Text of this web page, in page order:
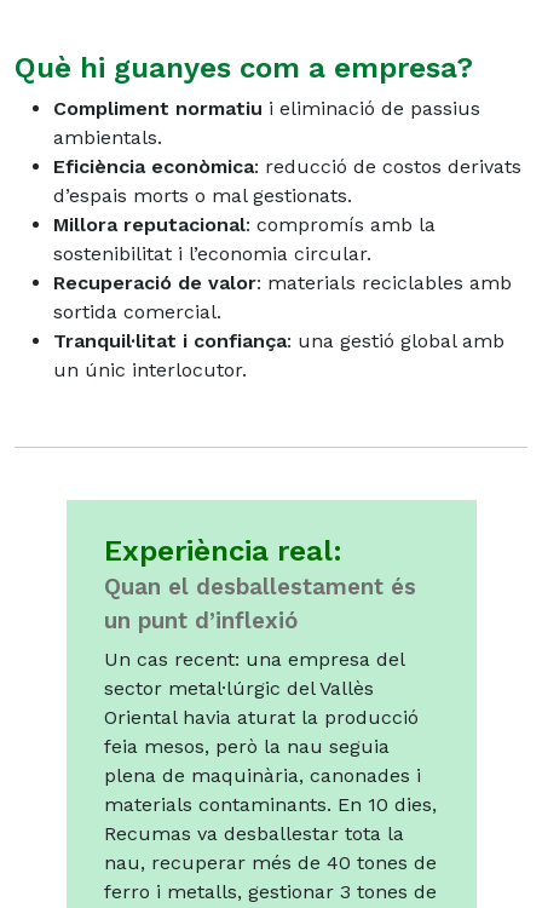
Què hi guanyes com a empresa?
Compliment normatiu i eliminació de passius
ambientals.
Eficiència econòmica: reducció de costos derivats
d’espais morts o mal gestionats.
Millora reputacional: compromís amb la
sostenibilitat i l’economia circular.
Recuperació de valor: materials reciclables amb
sortida comercial.
Tranquil·litat i confiança: una gestió global amb
un únic interlocutor.
Experiència real:
Quan el desballestament és
un punt d’inflexió
Un cas recent: una empresa del
sector metal·lúrgic del Vallès
Oriental havia aturat la producció
feia mesos, però la nau seguia
plena de maquinària, canonades i
materials contaminants. En 10 dies,
Recumas va desballestar tota la
nau, recuperar més de 40 tones de
ferro i metalls, gestionar 3 tones de